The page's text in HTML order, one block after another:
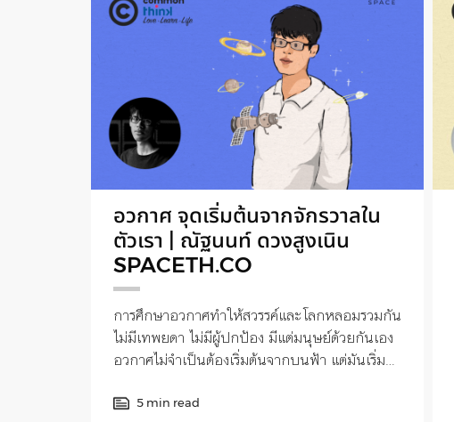
อวกาศ จุดเริ่มต้นจากจักรวาลใน
ตัวเรา | ณัฐนนท์ ดวงสูงเนิน
SPACETH.CO
การศึกษาอวกาศทำให้สวรรค์และโลกหลอมรวมกัน
ไม่มีเทพยดา ไม่มีผู้ปกป้อง มีแต่มนุษย์ด้วยกันเอง
อวกาศไม่จำเป็นต้องเริ่มต้นจากบนฟ้า แต่มันเริ่ม
5 min read